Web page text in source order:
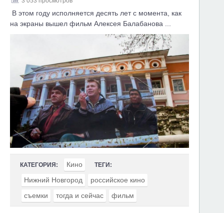
В этом году исполняется десять лет с момента, как
на экраны вышел фильм Алексея Балабанова ...
КАТЕГОРИЯ: Кино ТЕГИ:
Нижний Новгород
российское кино
съемки
тогда и сейчас фильм